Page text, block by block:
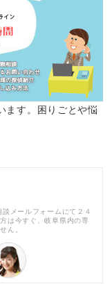
ます。困りごとや悩
メールフォームにて２４
は今すぐ、岐阜県内の専
ん。